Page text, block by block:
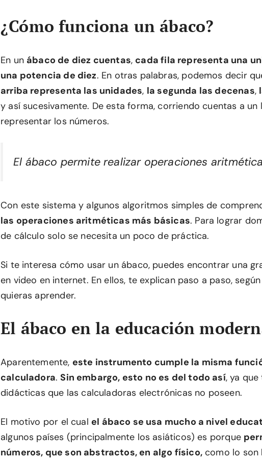
¿Cómo funciona un ábaco?
En un ábaco de diez cuentas, cada fila representa una
una potencia de diez. En otras palabras, podemos decir
arriba representa las unidades, la segunda las decenas,
y así sucesivamente. De esta forma, corriendo cuentas a un
representar los números.
El ábaco permite realizar operaciones
Con este sistema y algunos algoritmos simples de
las operaciones aritméticas más básicas. Para lograr
de cálculo solo se necesita un poco de práctica.
Si te interesa cómo usar un ábaco, puedes encontrar una
en video en internet. En ellos, te explican paso a paso,
quieras aprender.
El ábaco en la educación
Aparentemente, este instrumento cumple la misma
calculadora.Sin embargo, esto no es del todo así, ya
didácticas que las calculadoras electrónicas no poseen.
El motivo por el cual el ábaco se usa mucho a nivel
algunos países (principalmente los asiáticos) es porque
números, que son abstractos, en algo físico,como lo son